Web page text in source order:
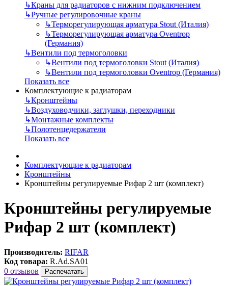
↳Краны для радиаторов с нижним подключением
↳Ручные регулировочные краны
↳Терморегулирующая арматура Stout (Италия)
↳Терморегулирующая арматура Oventrop
(Германия)
↳Вентили под термоголовки
↳Вентили под термоголовки Stout (Италия)
↳Вентили под термоголовки Oventrop (Германия)
Показать все
Комплектующие к радиаторам
↳Кронштейны
↳Воздуховодчики, заглушки, переходники
↳Монтажные комплекты
↳Полотенцедержатели
Показать все
Комплектующие к радиаторам
Кронштейны
Кронштейны регулируемые Рифар 2 шт (комплект)
Кронштейны регулируемые
Рифар 2 шт (комплект)
Производитель: RIFAR
Код товара: R.Ad.SA01
0 отзывов
Распечатать